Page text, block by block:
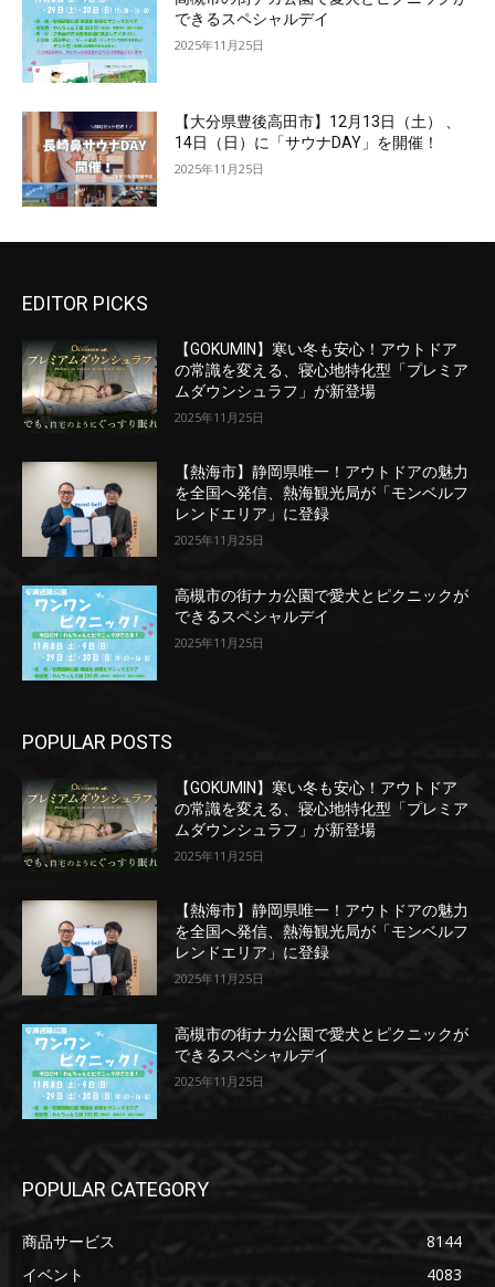
できるスペシャルデイ
2025年11月25日
【大分県豊後高田市】12月13日（土） 、
14日（日）に「サウナDAY」を開催！
2025年11月25日
EDITOR PICKS
【GOKUMIN】寒い冬も安心！アウトドア
の常識を変える、寝心地特化型「プレミア
ムダウンシュラフ」が新登場
2025年11月25日
【熱海市】静岡県唯一！アウトドアの魅力
を全国へ発信、熱海観光局が「モンベルフ
レンドエリア」に登録
2025年11月25日
高槻市の街ナカ公園で愛犬とピクニックが
できるスペシャルデイ
2025年11月25日
POPULAR POSTS
【GOKUMIN】寒い冬も安心！アウトドア
の常識を変える、寝心地特化型「プレミア
ムダウンシュラフ」が新登場
2025年11月25日
【熱海市】静岡県唯一！アウトドアの魅力
を全国へ発信、熱海観光局が「モンベルフ
レンドエリア」に登録
2025年11月25日
高槻市の街ナカ公園で愛犬とピクニックが
できるスペシャルデイ
2025年11月25日
POPULAR CATEGORY
商品サービス
8144
イベント
4083